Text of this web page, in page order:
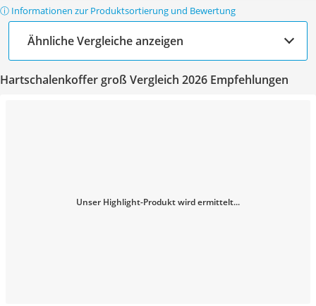
ⓘ Informationen zur Produktsortierung und Bewertung
Ähnliche Vergleiche anzeigen
Hartschalenkoffer groß Vergleich 2026 Empfehlungen
Unser Highlight-Produkt wird ermittelt...